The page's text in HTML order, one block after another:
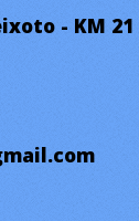
- KM 21